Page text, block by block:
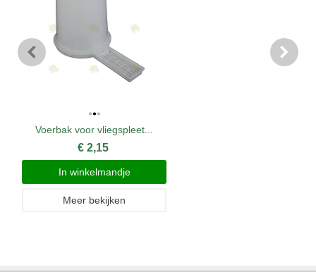
Voerbak voor vliegspleet...
€ 2,15
In winkelmandje
Meer bekijken